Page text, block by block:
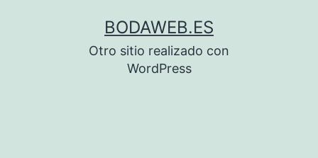
BODAWEB.ES
Otro sitio realizado con
WordPress